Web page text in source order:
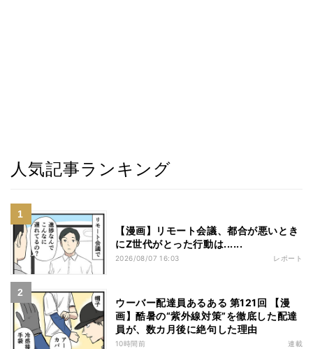
人気記事ランキング
【漫画】リモート会議、都合が悪いとき
にZ世代がとった行動は......
2026/08/07 16:03 レポート
ウーバー配達員あるある 第121回 【漫
画】酷暑の“紫外線対策”を徹底した配達
員が、数カ月後に絶句した理由
10時間前 連載